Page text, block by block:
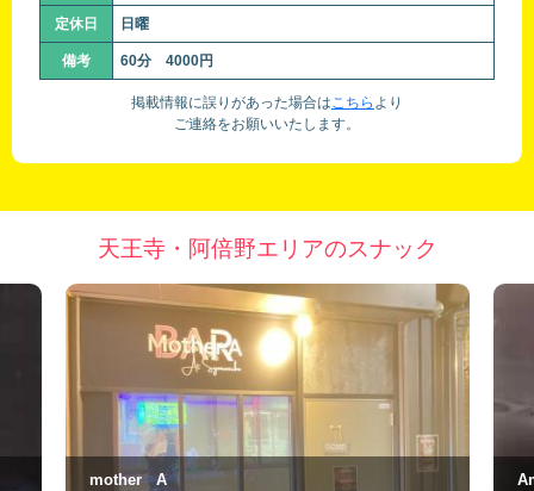
定休日 日曜
備考 60分 4000円
掲載情報に誤りがあった場合はこちら より
ご連絡をお願いいたします。
天王寺・阿倍野エリアのスナック
Amant